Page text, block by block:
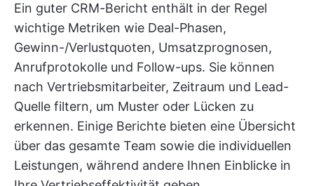
Ein guter CRM-Bericht enthält in der Regel
wichtige Metriken wie Deal-Phasen,
Gewinn-/Verlustquoten, Umsatzprognosen,
Anrufprotokolle und Follow-ups. Sie können
nach Vertriebsmitarbeiter, Zeitraum und Lead-
Quelle filtern, um Muster oder Lücken zu
erkennen. Einige Berichte bieten eine Übersicht
über das gesamte Team sowie die individuellen
Leistungen, während andere Ihnen Einblicke in